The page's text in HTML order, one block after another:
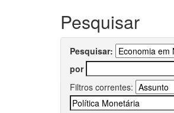
Pesquisar
Pesquisar:
por
Filtros correntes: